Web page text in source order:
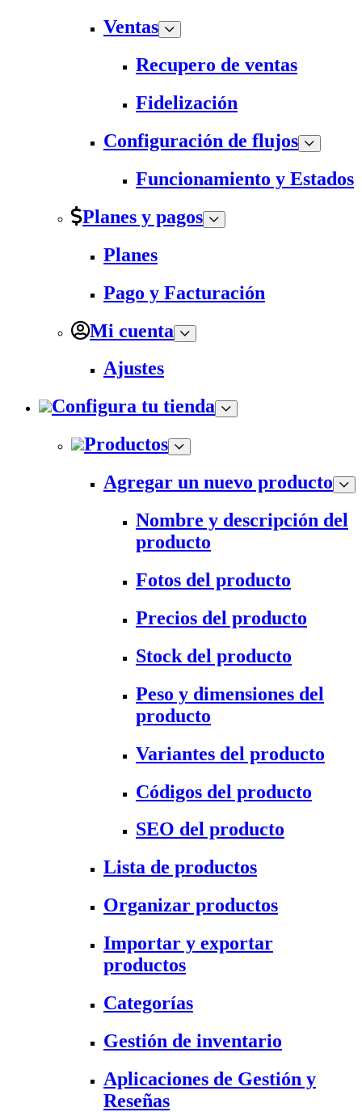
Ventas
Recupero de ventas
Fidelización
Configuración de flujos
Funcionamiento y Estados
Planes y pagos
Planes
Pago y Facturación
Mi cuenta
Ajustes
Configura tu tienda
Productos
Agregar un nuevo producto
Nombre y descripción del
producto
Fotos del producto
Precios del producto
Stock del producto
Peso y dimensiones del
producto
Variantes del producto
Códigos del producto
SEO del producto
Lista de productos
Organizar productos
Importar y exportar
productos
Categorías
Gestión de inventario
Aplicaciones de Gestión y
Reseñas